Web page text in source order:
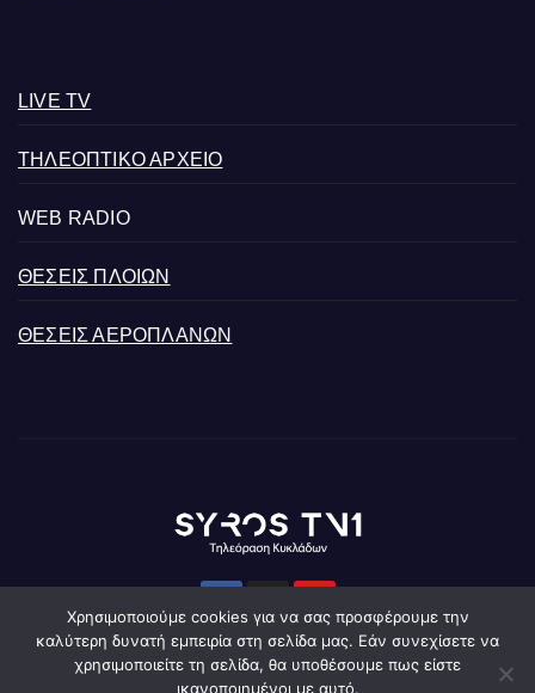
LIVE TV
ΤΗΛΕΟΠΤΙΚΟ ΑΡΧΕΙΟ
WEB RADIO
ΘΕΣΕΙΣ ΠΛΟΙΩΝ
ΘΕΣΕΙΣ ΑΕΡΟΠΛΑΝΩΝ
Χρησιμοποιούμε cookies για να σας προσφέρουμε την
καλύτερη δυνατή εμπειρία στη σελίδα μας. Εάν συνεχίσετε να
χρησιμοποιείτε τη σελίδα, θα υποθέσουμε πως είστε
ικανοποιημένοι με αυτό.